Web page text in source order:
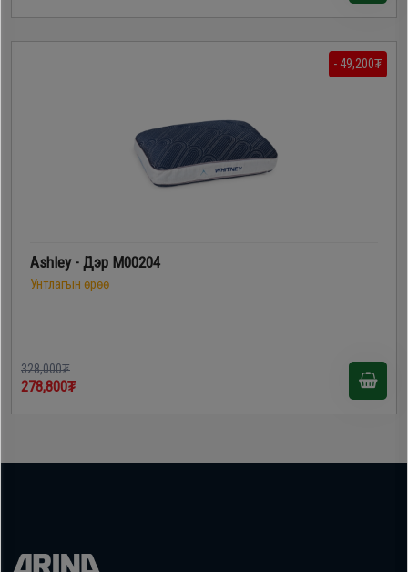
- 49,200₮
Ashley - Дэр M00204
Унтлагын өрөө
328,000₮
278,800₮